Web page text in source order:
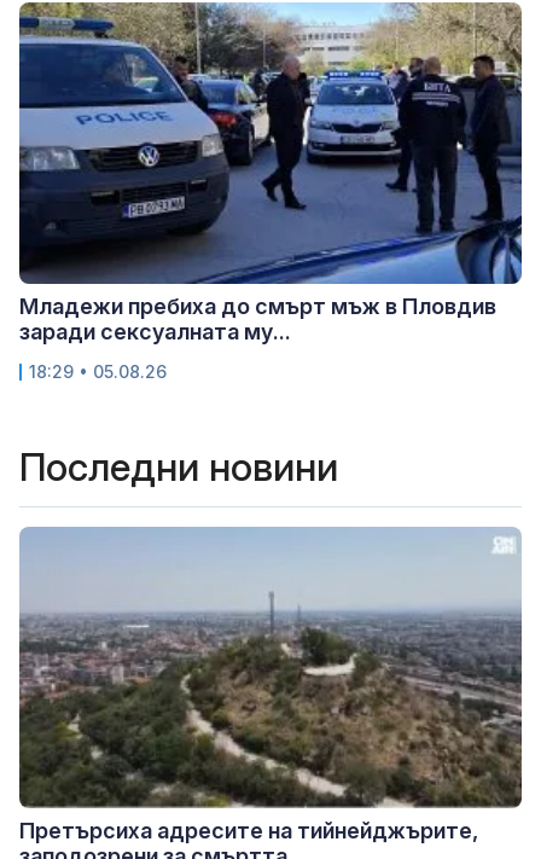
Младежи пребиха до смърт мъж в Пловдив
заради сексуалната му...
18:29 • 05.08.26
Последни новини
Претърсиха адресите на тийнейджърите,